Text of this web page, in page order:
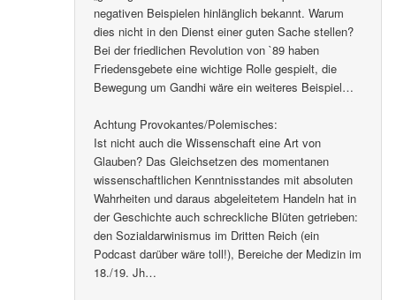
negativen Beispielen hinlänglich bekannt. Warum
dies nicht in den Dienst einer guten Sache stellen?
Bei der friedlichen Revolution von `89 haben
Friedensgebete eine wichtige Rolle gespielt, die
Bewegung um Gandhi wäre ein weiteres Beispiel…
Achtung Provokantes/Polemisches:
Ist nicht auch die Wissenschaft eine Art von
Glauben? Das Gleichsetzen des momentanen
wissenschaftlichen Kenntnisstandes mit absoluten
Wahrheiten und daraus abgeleitetem Handeln hat in
der Geschichte auch schreckliche Blüten getrieben:
den Sozialdarwinismus im Dritten Reich (ein
Podcast darüber wäre toll!), Bereiche der Medizin im
18./19. Jh…